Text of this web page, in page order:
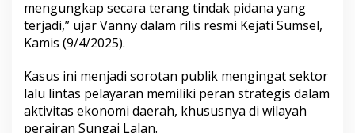
T
e
k
a
mengungkap secara terang tindak pidana yang
terjadi,” ujar Vanny dalam rilis resmi Kejati Sumsel,
Kamis (9/4/2025).
Kasus ini menjadi sorotan publik mengingat sektor
lalu lintas pelayaran memiliki peran strategis dalam
aktivitas ekonomi daerah, khususnya di wilayah
perairan Sungai Lalan.